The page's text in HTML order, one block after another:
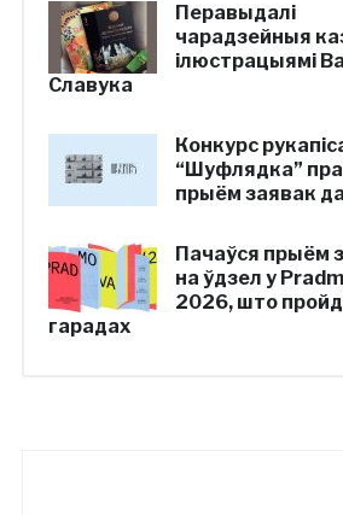
Перавыдалі
чарадзейныя
ілюстрацыямі
Славука
Конкурс
“Шуфлядка”
прыём заявак
Пачаўся прыём
на ўдзел у
2026, што
гарадах